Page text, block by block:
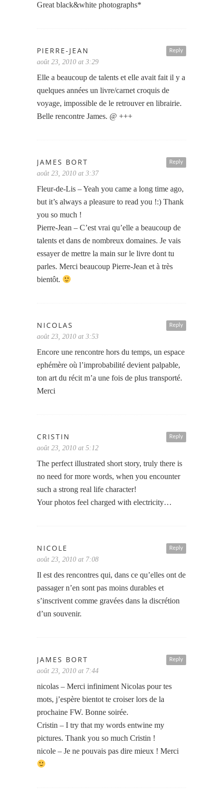
Great black&white photographs*
Reply
PIERRE-JEAN
août 23, 2010 at 3:29
Elle a beaucoup de talents et elle avait fait il y a
quelques années un livre/carnet croquis de
voyage, impossible de le retrouver en librairie.
Belle rencontre James. @ +++
Reply
JAMES BORT
août 23, 2010 at 3:37
Fleur-de-Lis – Yeah you came a long time ago,
but it’s always a pleasure to read you !:) Thank
you so much !
Pierre-Jean – C’est vrai qu’elle a beaucoup de
talents et dans de nombreux domaines. Je vais
essayer de mettre la main sur le livre dont tu
parles. Merci beaucoup Pierre-Jean et à très
bientôt.
Reply
NICOLAS
août 23, 2010 at 3:53
Encore une rencontre hors du temps, un espace
ephémère où l’improbabilité devient palpable,
ton art du récit m’a une fois de plus transporté.
Merci
Reply
CRISTIN
août 23, 2010 at 5:12
The perfect illustrated short story, truly there is
no need for more words, when you encounter
such a strong real life character!
Your photos feel charged with electricity…
Reply
NICOLE
août 23, 2010 at 7:08
Il est des rencontres qui, dans ce qu’elles ont de
passager n’en sont pas moins durables et
s’inscrivent comme gravées dans la discrétion
d’un souvenir.
Reply
JAMES BORT
août 23, 2010 at 7:44
nicolas – Merci infiniment Nicolas pour tes
mots, j’espère bientot te croiser lors de la
prochaine FW. Bonne soirée.
Cristin – I try that my words entwine my
pictures. Thank you so much Cristin !
nicole – Je ne pouvais pas dire mieux ! Merci